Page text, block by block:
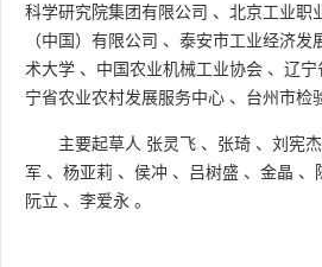
科学研究院集团有限公司 、 北京工业职
（中国）有限公司 、 泰安市工业经济发
术大学 、 中国农业机械工业协会 、 辽宁
宁省农业农村发展服务中心 、 台州市检
主要起草人 张灵飞 、 张琦 、 刘宪杰
军 、 杨亚莉 、 侯冲 、 吕树盛 、 金晶 、
阮立 、 李爱永 。